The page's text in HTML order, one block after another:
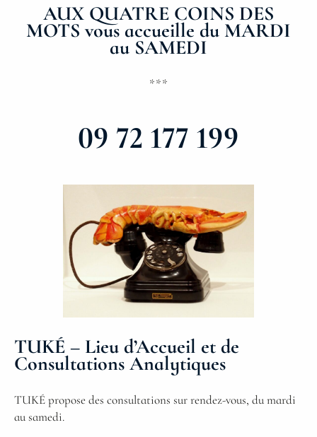
AUX QUATRE COINS DES
MOTS vous accueille du MARDI
au SAMEDI
***
09 72 177 199
TUKÉ – Lieu d’Accueil et de
Consultations Analytiques
TUKÉ propose des consultations sur rendez-vous, du mardi
au samedi.